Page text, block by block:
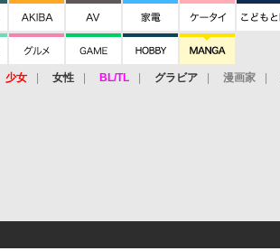
少女 女性 BL/TL グラビア 漫画家